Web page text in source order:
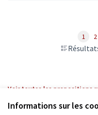
Informations sur les
1 2
Voir toutes les propositions